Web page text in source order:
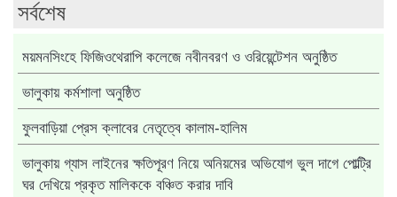
সর্বশেষ
ময়মনসিংহে ফিজিওথেরাপি কলেজে নবীনবরণ ও ওরিয়েন্টেশন অনুষ্ঠিত
ভালুকায় কর্মশালা অনুষ্ঠিত
ফুলবাড়িয়া প্রেস ক্লাবের নেতৃত্বে কালাম-হালিম
ভালুকায় গ্যাস লাইনের ক্ষতিপূরণ নিয়ে অনিয়মের অভিযোগ ভুল দাগে পোল্ট্রি
ঘর দেখিয়ে প্রকৃত মালিককে বঞ্চিত করার দাবি